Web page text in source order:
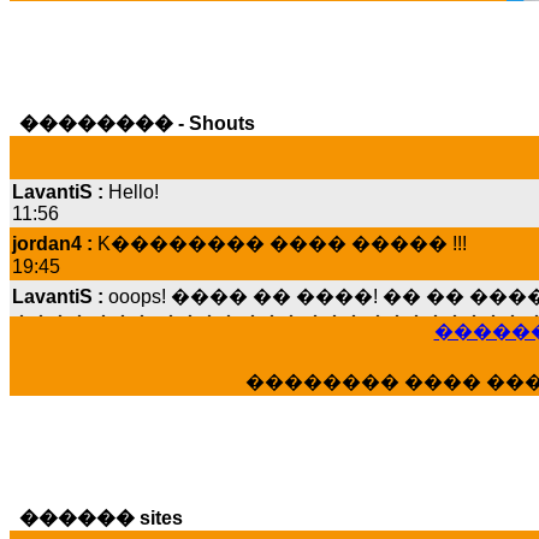
�������� - Shouts
11:56
jordan4 :
19:45
LavantiS :
���� ���; ���� ��� ��� ��������
veronica :E���� 2012 ��� ����� ���
�������� ����
������ sites